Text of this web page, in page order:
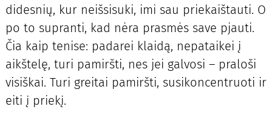
didesnių, kur neišsisuki, imi sau priekaištauti. O
po to supranti, kad nėra prasmės save pjauti.
Čia kaip tenise: padarei klaidą, nepataikei į
aikštelę, turi pamiršti, nes jei galvosi – praloši
visiškai. Turi greitai pamiršti, susikoncentruoti ir
eiti į priekį.